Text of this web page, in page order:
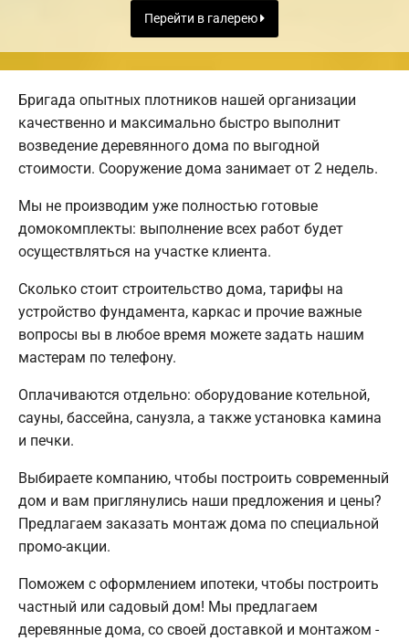
Перейти в галерею
Бригада опытных плотников нашей организации
качественно и максимально быстро выполнит
возведение деревянного дома по выгодной
стоимости. Сооружение дома занимает от 2 недель.
Мы не производим уже полностью готовые
домокомплекты: выполнение всех работ будет
осуществляться на участке клиента.
Сколько стоит строительство дома, тарифы на
устройство фундамента, каркас и прочие важные
вопросы вы в любое время можете задать нашим
мастерам по телефону.
Оплачиваются отдельно: оборудование котельной,
сауны, бассейна, санузла, а также установка камина
и печки.
Выбираете компанию, чтобы построить современный
дом и вам приглянулись наши предложения и цены?
Предлагаем заказать монтаж дома по специальной
промо-акции.
Поможем с оформлением ипотеки, чтобы построить
частный или садовый дом! Мы предлагаем
деревянные дома, со своей доставкой и монтажом -